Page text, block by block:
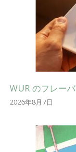
WUR のフレー
2026年8月7日